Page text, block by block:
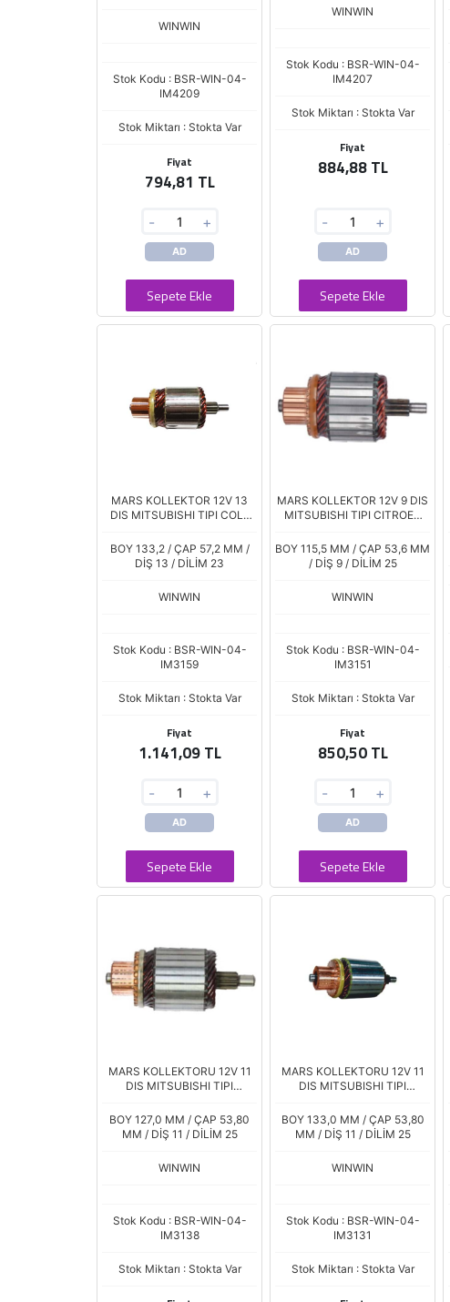
WINWIN
Stok Kodu : BSR-WIN-04-
IM4209
Stok Miktarı : Stokta Var
Fiyat
794,81 TL
- +
AD
Sepete Ekle
WINWIN
Stok Kodu : BSR-WIN-04-
IM4207
Stok Miktarı : Stokta Var
Fiyat
884,88 TL
- +
AD
Sepete Ekle
MARS KOLLEKTOR 12V 13
DIS MITSUBISHI TIPI COLT
ZAFIRA SAAB 9
BOY 133,2 / ÇAP 57,2 MM /
DİŞ 13 / DİLİM 23
WINWIN
Stok Kodu : BSR-WIN-04-
IM3159
Stok Miktarı : Stokta Var
Fiyat
1.141,09 TL
- +
AD
Sepete Ekle
MARS KOLLEKTOR 12V 9 DIS
MITSUBISHI TIPI CITROEN
307 406 PARTNER HDI IM-
4205
BOY 115,5 MM / ÇAP 53,6 MM
/ DİŞ 9 / DİLİM 25
WINWIN
Stok Kodu : BSR-WIN-04-
IM3151
Stok Miktarı : Stokta Var
Fiyat
850,50 TL
- +
AD
Sepete Ekle
MARS KOLLEKTORU 12V 11
DIS MITSUBISHI TIPI
1,9 DTI IM4201 PEUGEOT
PARTNER 99-
BOY 127,0 MM / ÇAP 53,80
MM / DİŞ 11 / DİLİM 25
WINWIN
Stok Kodu : BSR-WIN-04-
IM3138
Stok Miktarı : Stokta Var
MARS KOLLEKTORU 12V 11
DIS MITSUBISHI TIPI
XSARA PEUGEOT 406
SUZUKI VITARA 1,9
BOY 133,0 MM / ÇAP 53,80
MM / DİŞ 11 / DİLİM 25
WINWIN
Stok Kodu : BSR-WIN-04-
IM3131
Stok Miktarı : Stokta Var